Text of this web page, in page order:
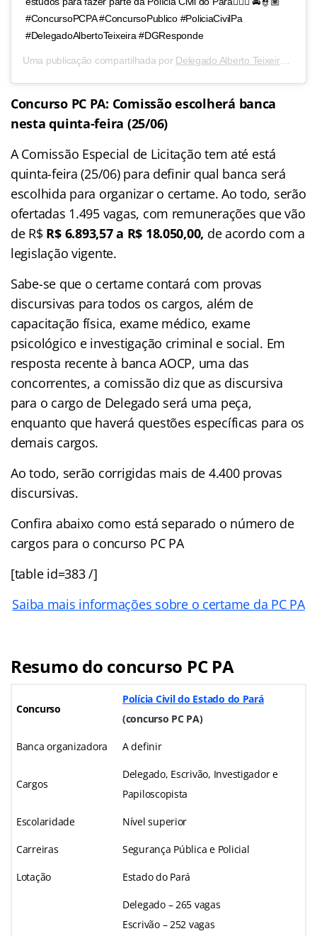
#ConcursoPCPA #ConcursoPublico #PoliciaCivilPa
#DelegadoAlbertoTeixeira #DGResponde
Uma publicação compartilhada por Delegado Alberto Teixeira
Concurso PC PA: Comissão escolherá banca
nesta quinta-feira (25/06)
A Comissão Especial de Licitação tem até está
quinta-feira (25/06) para definir qual banca será
escolhida para organizar o certame. Ao todo, serão
ofertadas 1.495 vagas, com remunerações que vão
de R$ R$ 6.893,57 a R$ 18.050,00, de acordo com a
legislação vigente.
Sabe-se que o certame contará com provas
discursivas para todos os cargos, além de
capacitação física, exame médico, exame
psicológico e investigação criminal e social. Em
resposta recente à banca AOCP, uma das
concorrentes, a comissão diz que as discursiva
para o cargo de Delegado será uma peça,
enquanto que haverá questões específicas para os
demais cargos.
Ao todo, serão corrigidas mais de 4.400 provas
discursivas.
Confira abaixo como está separado o número de
cargos para o concurso PC PA
[table id=383 /]
Saiba mais informações sobre o certame da PC PA
Resumo do concurso PC PA
Concurso
Polícia Civil do Estado do Pará
(concurso PC PA)
Banca organizadora A definir
Cargos
Delegado, Escrivão, Investigador e
Papiloscopista
Escolaridade Nível superior
Carreiras Segurança Pública e Policial
Lotação Estado do Pará
Delegado – 265 vagas
Escrivão – 252 vagas